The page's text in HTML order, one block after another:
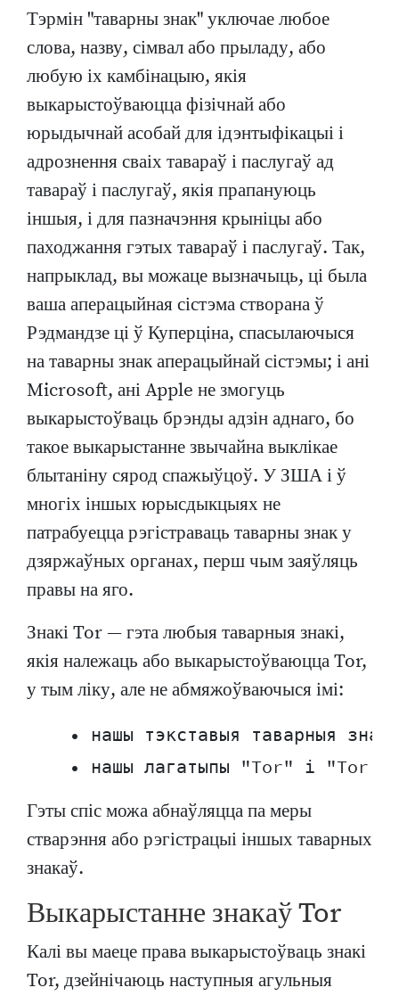
Тэрмін "таварны знак" уключае любое
слова, назву, сімвал або прыладу, або
любую іх камбінацыю, якія
выкарыстоўваюцца фізічнай або
юрыдычнай асобай для ідэнтыфікацыі і
адрознення сваіх тавараў і паслугаў ад
тавараў і паслугаў, якія прапануюць
іншыя, і для пазначэння крыніцы або
паходжання гэтых тавараў і паслугаў. Так,
напрыклад, вы можаце вызначыць, ці была
ваша аперацыйная сістэма створана ў
Рэдмандзе ці ў Куперціна, спасылаючыся
на таварны знак аперацыйнай сістэмы; і ані
Microsoft, ані Apple не змогуць
выкарыстоўваць брэнды адзін аднаго, бо
такое выкарыстанне звычайна выклікае
блытаніну сярод спажыўцоў. У ЗША і ў
многіх іншых юрысдыкцыях не
патрабуецца рэгістраваць таварны знак у
дзяржаўных органах, перш чым заяўляць
правы на яго.
Знакі Tor — гэта любыя таварныя знакі,
якія належаць або выкарыстоўваюцца Tor,
у тым ліку, але не абмяжоўваючыся імі:
• нашы тэкставыя таварныя
Гэты спіс можа абнаўляцца па меры
стварэння або рэгістрацыі іншых таварных
знакаў.
Выкарыстанне знакаў Tor
Калі вы маеце права выкарыстоўваць знакі
Tor, дзейнічаюць наступныя агульныя